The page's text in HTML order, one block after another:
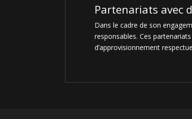
Partenariats avec
Dans le cadre de son
responsables. Ces
d’approvisionnement